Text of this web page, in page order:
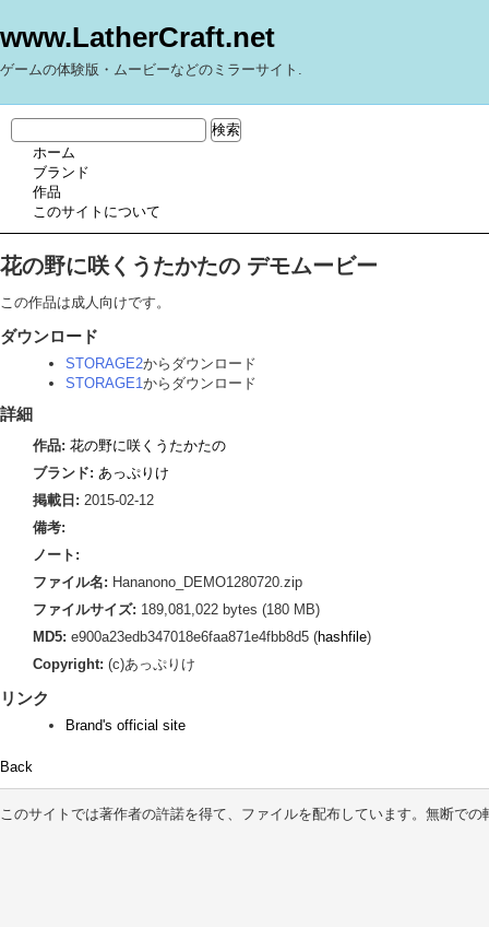
www.LatherCraft.net
ゲームの体験版・ムービーなどのミラーサイト.
ホーム
ブランド
作品
このサイトについて
花の野に咲くうたかたの デモムービー
この作品は成人向けです。
ダウンロード
STORAGE2からダウンロード
STORAGE1からダウンロード
詳細
作品: 花の野に咲くうたかたの
ブランド: あっぷりけ
掲載日: 2015-02-12
備考:
ノート:
ファイル名: Hananono_DEMO1280720.zip
ファイルサイズ: 189,081,022 bytes (180 MB)
MD5: e900a23edb347018e6faa871e4fbb8d5 (hashfile)
Copyright: (c)あっぷりけ
リンク
Brand's official site
Back
このサイトでは著作者の許諾を得て、ファイルを配布しています。無断での